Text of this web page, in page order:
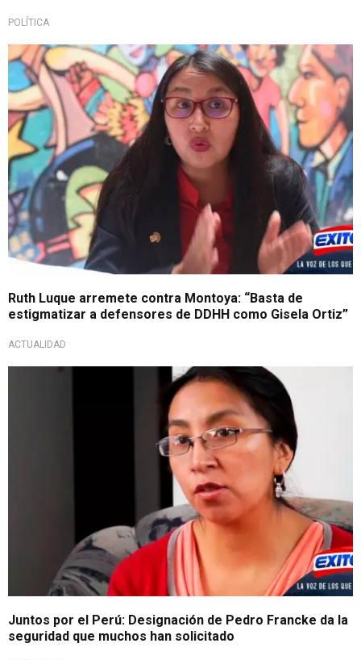
POLÍTICA
Ruth Luque arremete contra Montoya: “Basta de
estigmatizar a defensores de DDHH como Gisela Ortiz”
ACTUALIDAD
Juntos por el Perú: Designación de Pedro Francke da la
seguridad que muchos han solicitado